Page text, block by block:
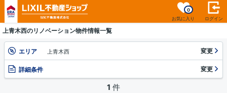
お気に入り
0
ログイン
上青木西のリノベーション物件情報一覧
エリア 上青木西 変更
詳細条件 変更
1 件